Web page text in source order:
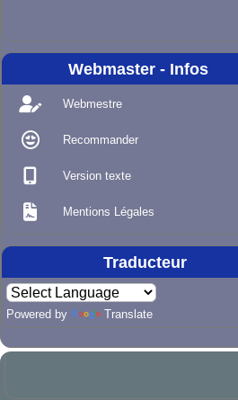
Webmaster - Infos
Webmestre
Recommander
Version texte
Mentions Légales
Traducteur
Powered by Translate